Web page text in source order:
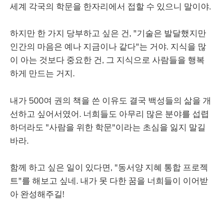
세계 각국의 학문을 한자리에서 접할 수 있으니 말이야.
하지만 한 가지 당부하고 싶은 건, "기술은 발달했지만
인간의 마음은 예나 지금이나 같다"는 거야. 지식을 많
이 아는 것보다 중요한 건, 그 지식으로 사람들을 행복
하게 만드는 거지.
내가 500여 권의 책을 쓴 이유도 결국 백성들의 삶을 개
선하고 싶어서였어. 너희들도 아무리 많은 분야를 섭렵
하더라도 "사람을 위한 학문"이라는 초심을 잃지 말길
바라.
함께 하고 싶은 일이 있다면, "동서양 지혜 통합 프로젝
트"를 해보고 싶네. 내가 못 다한 꿈을 너희들이 이어받
아 완성해주길!